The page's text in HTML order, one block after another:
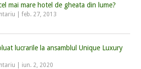
mai mare hotel de gheata din lume?
|feb. 27, 2013
lucrarile la ansamblul Unique Luxury
iun. 2, 2020